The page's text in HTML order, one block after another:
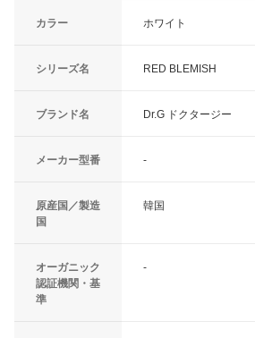
カラー ホワイト
シリーズ名 RED BLEMISH
ブランド名 Dr.G ドクタージー
メーカー型番 -
原産国／製造
国
韓国
オーガニック
認証機関・基
準
-